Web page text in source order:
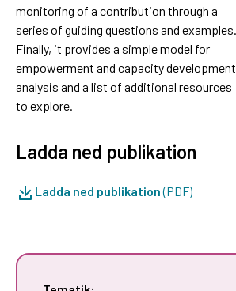
monitoring of a contribution through a
series of guiding questions and examples.
Finally, it provides a simple model for
empowerment and capacity development
analysis and a list of additional resources
to explore.
Ladda ned publikation
Ladda ned publikation(PDF)